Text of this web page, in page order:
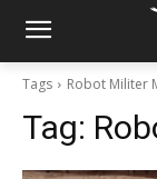
Tags Robot Militer
Tag: